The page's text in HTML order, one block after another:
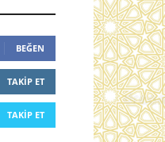
BEĞEN
TAKIP ET
TAKIP ET